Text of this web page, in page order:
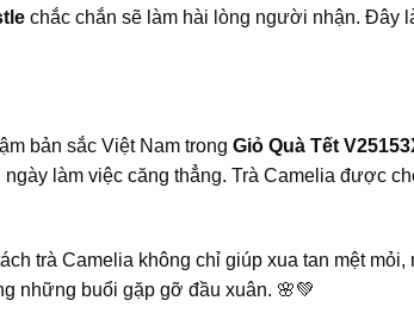
chắc chắn sẽ làm hài lòng người nhận. Đây
bản sắc Việt Nam trong Giỏ Quà Tết
làm việc căng thẳng. Trà Camelia
trà Camelia không chỉ giúp xua tan mệt
những buổi gặp gỡ đầu xuân. 🌸💚